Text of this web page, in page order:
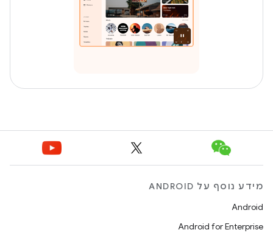
מידע נוסף על ANDROID
Android
Android for Enterprise